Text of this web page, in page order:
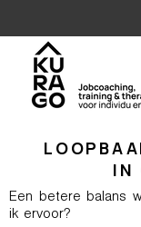
IN
Een betere balans
ik ervoor?